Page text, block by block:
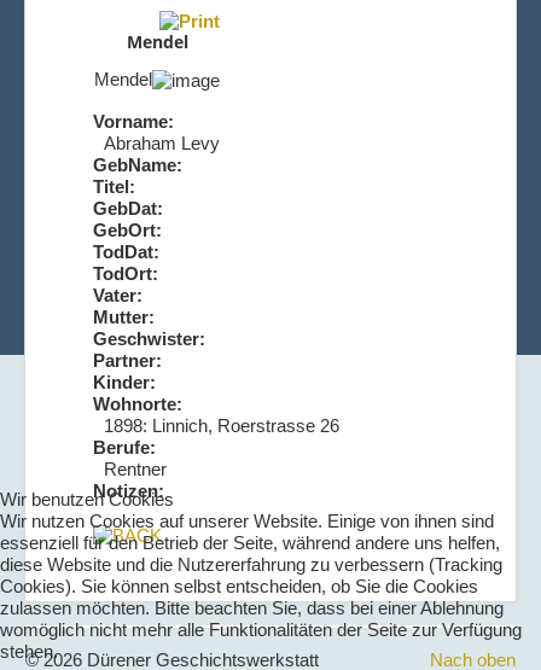
Mendel
Mendel
Vorname:
Abraham Levy
GebName:
Titel:
GebDat:
GebOrt:
TodDat:
TodOrt:
Vater:
Mutter:
Geschwister:
Partner:
Kinder:
Wohnorte:
1898: Linnich, Roerstrasse 26
Berufe:
Rentner
Notizen:
Nach oben
© 2026 Dürener Geschichtswerkstatt
Wir benutzen Cookies
Wir nutzen Cookies auf unserer Website. Einige von ihnen sind
essenziell für den Betrieb der Seite, während andere uns helfen,
diese Website und die Nutzererfahrung zu verbessern (Tracking
Cookies). Sie können selbst entscheiden, ob Sie die Cookies
zulassen möchten. Bitte beachten Sie, dass bei einer Ablehnung
womöglich nicht mehr alle Funktionalitäten der Seite zur Verfügung
stehen.